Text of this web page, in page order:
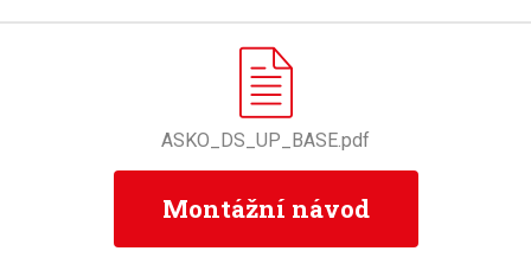
ASKO_DS_UP_BASE.pdf
Montážní návod